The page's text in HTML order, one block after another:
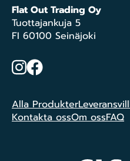
Flat Out Trading Oy
Tuottajankuja 5
FI 60100 Seinäjoki
Instagram
Facebook
Alla Produkter
Kontakta ossOm ossFAQ